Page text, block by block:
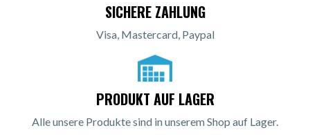
SICHERE ZAHLUNG
Visa, Mastercard, Paypal
PRODUKT AUF LAGER
Alle unsere Produkte sind in unserem Shop auf Lager.